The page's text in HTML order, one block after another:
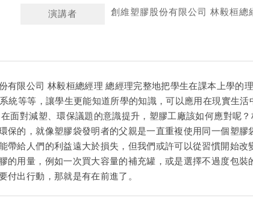
演講者 創維塑膠股份有限公司 林毅桓總
有限公司 林毅桓總經理 總經理完整地把學生在課本上學的
統等等，讓學生更能知道所學的知識，可以應用在現實生
面對減塑、環保議題的意識提升，塑膠工廠該如何應對呢
保的，就像塑膠袋發明者的父親是一直重複使用同一個塑
帶給人們的利益遠大於損失，但我們或許可以從習慣開始
的用量，例如一次買大容量的補充罐，或是選擇不過度包
付出行動，那就是有在前進了。